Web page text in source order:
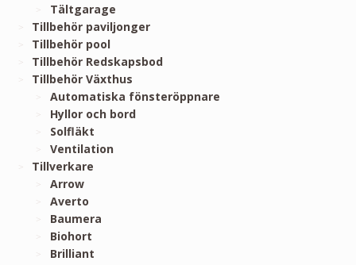
Tältgarage
Tillbehör paviljonger
Tillbehör pool
Tillbehör Redskapsbod
Tillbehör Växthus
Automatiska fönsteröppnare
Hyllor och bord
Solfläkt
Ventilation
Tillverkare
Arrow
Averto
Baumera
Biohort
Brilliant